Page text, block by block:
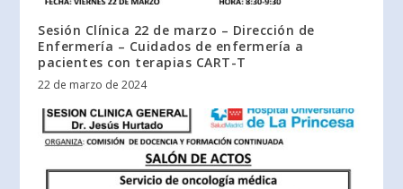
Sesión Clínica 22 de marzo – Dirección de
Enfermería – Cuidados de enfermería a
pacientes con terapias CART-T
22 de marzo de 2024